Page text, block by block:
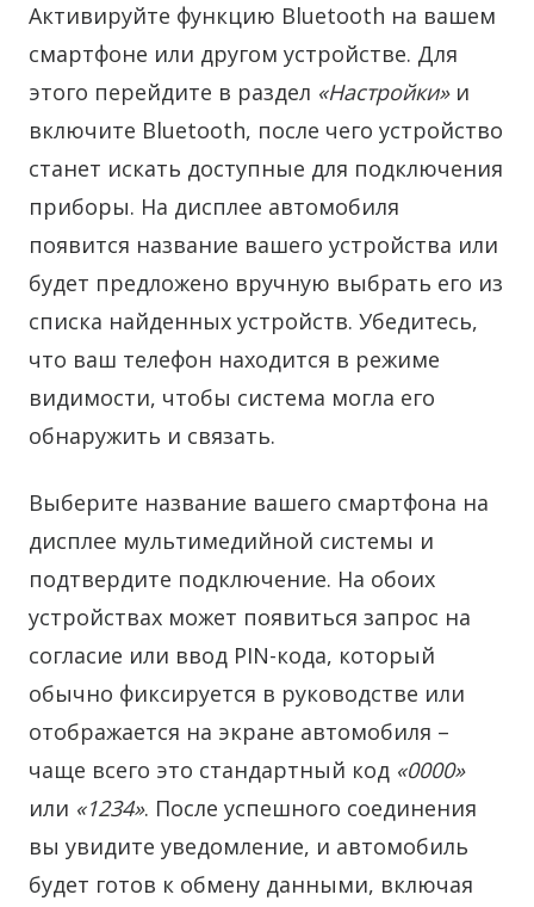
Активируйте функцию Bluetooth на вашем
смартфоне или другом устройстве. Для
этого перейдите в раздел «Настройки»и
включите Bluetooth, после чего устройство
станет искать доступные для подключения
приборы. На дисплее автомобиля
появится название вашего устройства или
будет предложено вручную выбрать его из
списка найденных устройств. Убедитесь,
что ваш телефон находится в режиме
видимости, чтобы система могла его
обнаружить и связать.
Выберите название вашего смартфона на
дисплее мультимедийной системы и
подтвердите подключение. На обоих
устройствах может появиться запрос на
согласие или ввод PIN-кода, который
обычно фиксируется в руководстве или
отображается на экране автомобиля –
чаще всего это стандартный код «0000»
или «1234». После успешного соединения
вы увидите уведомление, и автомобиль
будет готов к обмену данными, включая